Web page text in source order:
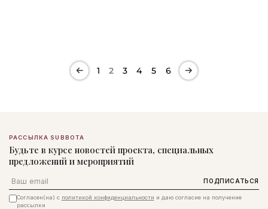
1 2 3 4 5 6
РАССЫЛКА SUBBOTA
Будьте в курсе новостей проекта, специальных
предложений и мероприятий
Email ПОДПИСАТЬСЯ
Согласен(на) с политикой конфиденциальности и даю согласие на получение
рассылки